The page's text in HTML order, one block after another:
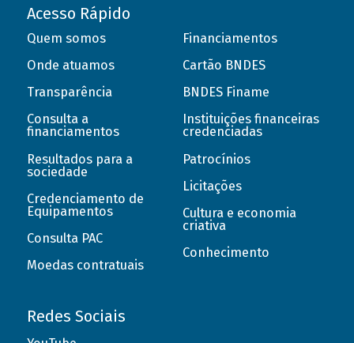
Acesso Rápido
Quem somos
Onde atuamos
Transparência
Consulta a
financiamentos
Resultados para a
sociedade
Credenciamento de
Equipamentos
Consulta PAC
Moedas contratuais
Financiamentos
Cartão BNDES
BNDES Finame
Instituições financeiras
credenciadas
Patrocínios
Licitações
Cultura e economia
criativa
Conhecimento
Redes Sociais